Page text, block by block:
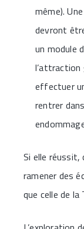
même).
devront
un module
l’attraction
effectuer
rentrer
Si elle réussit,
ramener des
que celle de la